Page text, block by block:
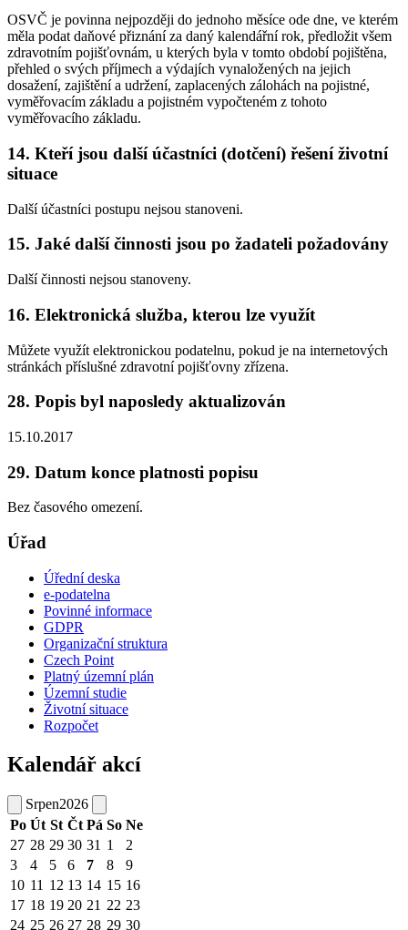
OSVČ je povinna nejpozději do jednoho měsíce ode dne, ve kterém
měla podat daňové přiznání za daný kalendářní rok, předložit všem
zdravotním pojišťovnám, u kterých byla v tomto období pojištěna,
přehled o svých příjmech a výdajích vynaložených na jejich
dosažení, zajištění a udržení, zaplacených zálohách na pojistné,
vyměřovacím základu a pojistném vypočteném z tohoto
vyměřovacího základu.
14. Kteří jsou další účastníci (dotčení) řešení životní
situace
Další účastníci postupu nejsou stanoveni.
15. Jaké další činnosti jsou po žadateli požadovány
Další činnosti nejsou stanoveny.
16. Elektronická služba, kterou lze využít
Můžete využít elektronickou podatelnu, pokud je na internetových
stránkách příslušné zdravotní pojišťovny zřízena.
28. Popis byl naposledy aktualizován
15.10.2017
29. Datum konce platnosti popisu
Bez časového omezení.
Úřad
Úřední deska
e-podatelna
Povinné informace
GDPR
Organizační struktura
Czech Point
Platný územní plán
Územní studie
Životní situace
Rozpočet
Kalendář akcí
Srpen2026
Po Út St Čt Pá So Ne
27 28 29 30 31 1
2
3
4 5 6 7 8
9
10 11 12 13 14 15 16
17 18 19 20 21 22 23
24 25 26 27 28 29 30